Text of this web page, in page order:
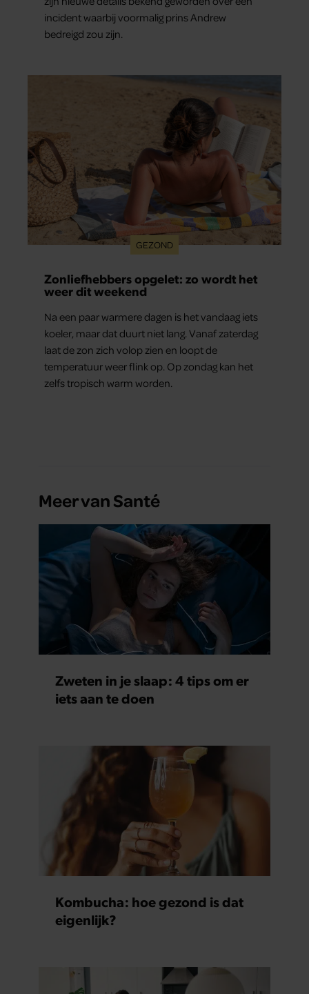
incident waarbij voormalig prins Andrew
bedreigd zou zijn.
GEZOND
Zonliefhebbers opgelet: zo wordt het
weer dit weekend
Na een paar warmere dagen is het vandaag iets
koeler, maar dat duurt niet lang. Vanaf zaterdag
laat de zon zich volop zien en loopt de
temperatuur weer flink op. Op zondag kan het
zelfs tropisch warm worden.
Meer van Santé
Zweten in je slaap: 4 tips om er
iets aan te doen
Kombucha: hoe gezond is dat
eigenlijk?